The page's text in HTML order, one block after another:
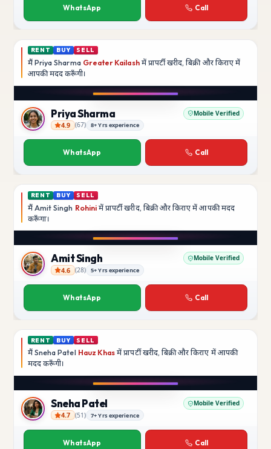
WhatsApp Call
RENT BUY SELL
मैं Priya Sharma Greater Kailashमें प्रापर्टी खरीद, बिक्री और किराए में
आपकी मददकरूँगी।
Priya Sharma
Priya Sharma Mobile Verified
4.9 (67) 8+ Yrs experience
WhatsApp Call
RENT BUY SELL
मैं Amit Singh Rohiniमें प्रापर्टी खरीद, बिक्री और किराए में आपकी मदद
करूँगा।
Amit Singh
Amit Singh Mobile Verified
4.6 (28) 5+ Yrs experience
WhatsApp Call
RENT BUY SELL
मैं Sneha Patel Hauz Khas में प्रापर्टी खरीद, बिक्री और किराए में आपकी
मददकरूँगी।
Sneha Patel
Sneha Patel Mobile Verified
4.7 (51) 7+ Yrs experience
WhatsApp Call